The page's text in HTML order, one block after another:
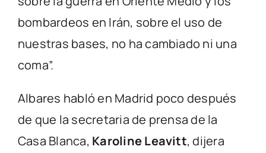
bombardeos en Irán, sobre el uso de
nuestras bases, no ha cambiado ni una
coma”.
Albares habló en Madrid poco después
de que la secretaria de prensa de la
Casa Blanca, Karoline Leavitt, dijera